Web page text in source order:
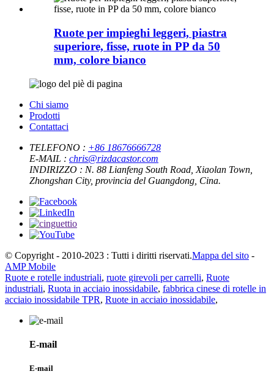
Ruote per impieghi leggeri, piastra
superiore, fisse, ruote in PP da 50
mm, colore bianco
Chi siamo
Prodotti
Contattaci
TELEFONO : +86 18676666728
E-MAIL : chris@rizdacastor.com
INDIRIZZO : N. 88 Lianfeng South Road, Xiaolan Town,
Zhongshan City, provincia del Guangdong, Cina.
© Copyright - 2010-2023 : Tutti i diritti riservati.Mappa del sito -
AMP Mobile
Ruote e rotelle industriali, ruote girevoli per carrelli, Ruote
industriali, Ruota in acciaio inossidabile, fabbrica cinese di rotelle in
acciaio inossidabile TPR, Ruote in acciaio inossidabile,
E-mail
E-mail